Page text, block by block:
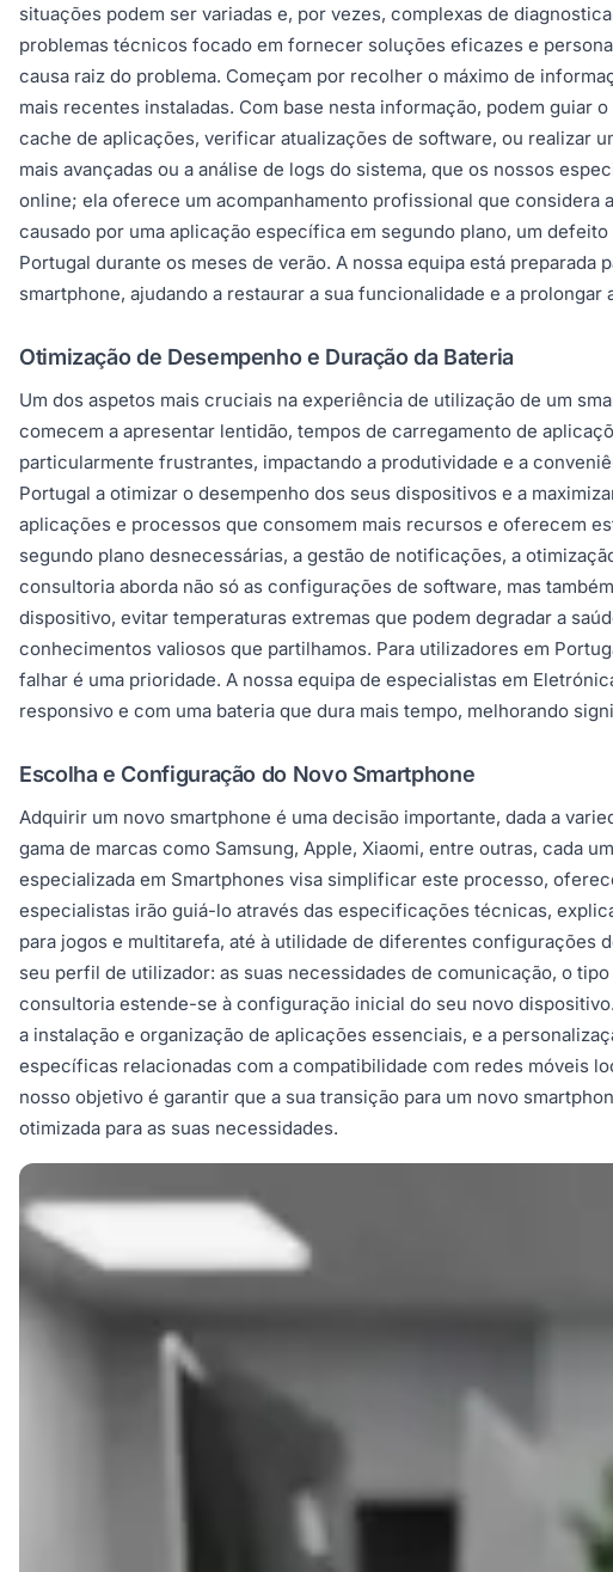
situações podem ser variadas e, por vezes, complexas de
problemas técnicos focado em fornecer soluções eficazes e
causa raiz do problema. Começam por recolher o máximo de
mais recentes instaladas. Com base nesta informação, podem
cache de aplicações, verificar atualizações de software, ou realizar
mais avançadas ou a análise de logs do sistema, que os nossos
online; ela oferece um acompanhamento profissional que
causado por uma aplicação específica em segundo plano, um
Portugal durante os meses de verão. A nossa equipa está preparada
smartphone, ajudando a restaurar a sua funcionalidade e a prolongar
Otimização de Desempenho e Duração da Bateria
Um dos aspetos mais cruciais na experiência de utilização de um
comecem a apresentar lentidão, tempos de carregamento de
particularmente frustrantes, impactando a produtividade e a
Portugal a otimizar o desempenho dos seus dispositivos e a
aplicações e processos que consomem mais recursos e oferecem
segundo plano desnecessárias, a gestão de notificações, a
consultoria aborda não só as configurações de software, mas
dispositivo, evitar temperaturas extremas que podem degradar a
conhecimentos valiosos que partilhamos. Para utilizadores em
falhar é uma prioridade. A nossa equipa de especialistas em
responsivo e com uma bateria que dura mais tempo, melhorando
Escolha e Configuração do Novo Smartphone
Adquirir um novo smartphone é uma decisão importante, dada a
gama de marcas como Samsung, Apple, Xiaomi, entre outras, cada
especializada em Smartphones visa simplificar este processo,
especialistas irão guiá-lo através das especificações técnicas,
para jogos e multitarefa, até à utilidade de diferentes configurações
seu perfil de utilizador: as suas necessidades de comunicação, o
consultoria estende-se à configuração inicial do seu novo
a instalação e organização de aplicações essenciais, e a
específicas relacionadas com a compatibilidade com redes móveis
nosso objetivo é garantir que a sua transição para um novo
otimizada para as suas necessidades.